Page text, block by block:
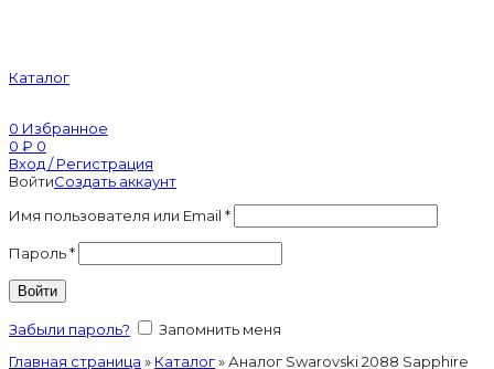
Каталог
0 Избранное
0 ₽ 0
Вход / Регистрация
ВойтиСоздать аккаунт
Имя пользователя или Email *
Пароль*
Войти
Забыли пароль?
Запомнить меня
Главная страница » Каталог»Аналог Swarovski 2088 Sapphire